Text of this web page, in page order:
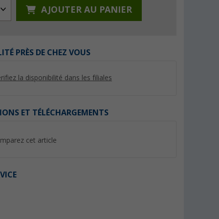
AJOUTER AU PANIER
PRÈS DE CHEZ VOUS
la disponibilité dans les filiales
ET TÉLÉCHARGEMENTS
cet article
2 clés
Extincteurs 2 kg Petex